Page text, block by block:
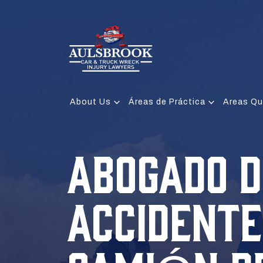
About Us Áreas de Práctica Areas
ABOGADO